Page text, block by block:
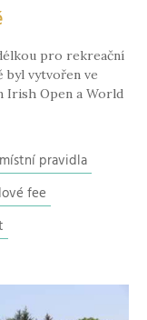
pro rekreační
byl vytvořen ve
Irish Open a World
místní pravidla
fee